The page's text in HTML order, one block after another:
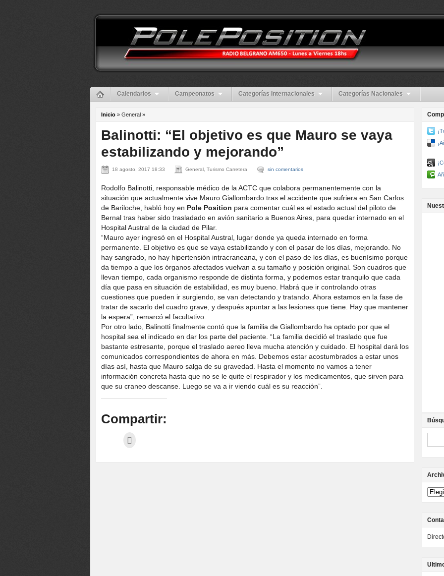
Calendarios Campeonatos Categorías Internacionales Categorías Nacionales
Inicio » General »
Balinotti: “El objetivo es que Mauro se vaya
estabilizando y mejorando”
18 agosto, 2017 18:33 General, Turismo Carretera sin comentarios
Rodolfo Balinotti, responsable médico de la ACTC que colabora permanentemente con la
situación que actualmente vive Mauro Giallombardo tras el accidente que sufriera en San Carlos
de Bariloche, habló hoy en Pole Position para comentar cuál es el estado actual del piloto de
Bernal tras haber sido trasladado en avión sanitario a Buenos Aires, para quedar internado en el
Hospital Austral de la ciudad de Pilar.
“Mauro ayer ingresó en el Hospital Austral, lugar donde ya queda internado en forma
permanente. El objetivo es que se vaya estabilizando y con el pasar de los días, mejorando. No
hay sangrado, no hay hipertensión intracraneana, y con el paso de los días, es buenísimo porque
da tiempo a que los órganos afectados vuelvan a su tamaño y posición original. Son cuadros que
llevan tiempo, cada organismo responde de distinta forma, y podemos estar tranquilo que cada
día que pasa en situación de estabilidad, es muy bueno. Habrá que ir controlando otras
cuestiones que pueden ir surgiendo, se van detectando y tratando. Ahora estamos en la fase de
tratar de sacarlo del cuadro grave, y después apuntar a las lesiones que tiene. Hay que mantener
la espera”, remarcó el facultativo.
Por otro lado, Balinotti finalmente contó que la familia de Giallombardo ha optado por que el
hospital sea el indicado en dar los parte del paciente. “La familia decidió el traslado que fue
bastante estresante, porque el traslado aereo lleva mucha atención y cuidado. El hospital dará los
comunicados correspondientes de ahora en más. Debemos estar acostumbrados a estar unos
días así, hasta que Mauro salga de su gravedad. Hasta el momento no vamos a tener
información concreta hasta que no se le quite el respirador y los medicamentos, que sirven para
que su craneo descanse. Luego se va a ir viendo cuál es su reacción”.
Compartir: